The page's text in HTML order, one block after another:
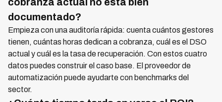
cobranza actual no está bien
documentado?
Empieza con una auditoría rápida: cuenta cuántos gestores
tienen, cuántas horas dedican a cobranza, cuál es el DSO
actual y cuál es la tasa de recuperación. Con estos cuatro
datos puedes construir el caso base. El proveedor de
automatización puede ayudarte con benchmarks del
sector.